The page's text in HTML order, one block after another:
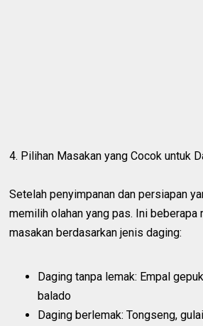
4. Pilihan Masakan yang Cocok untuk
Setelah penyimpanan dan persiapan
memilih olahan yang pas. Ini beberapa
masakan berdasarkan jenis daging:
Daging tanpa lemak: Empal
balado
Daging berlemak: Tongseng,